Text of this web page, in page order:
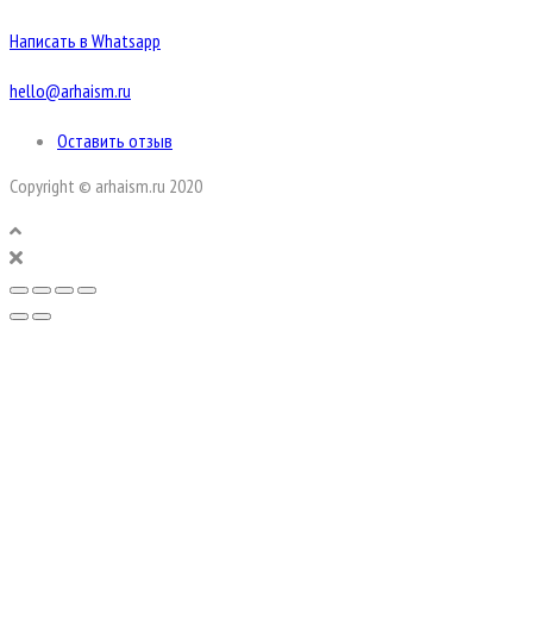
Написать в Whatsapp
hello@arhaism.ru
Оставить отзыв
Copyright © arhaism.ru 2020